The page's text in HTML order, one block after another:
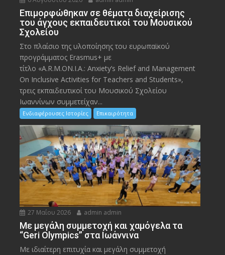
Eπιμορφώθηκαν σε θέματα διαχείρισης
του άγχους εκπαιδευτικοί του Μουσικού
Σχολείου
Στο πλαίσιο της υλοποίησης του ευρωπαϊκού
προγράμματος Erasmus+ με
τίτλο «A.R.M.ON.I.A.: Anxiety’s Relief and Management
On Inclusive Activities for Teachers and Students»,
τρεις εκπαιδευτικοί του Μουσικού Σχολείου
Ιωαννίνων συμμετείχαν...
Ενδιαφέρουσες Ιστορίες Επικαιρότητα
27 Μαΐου 2026 admin admin
Με μεγάλη συμμετοχή και χαμόγελα τα
“Geri Olympics” στα Ιωάννινα
Με ιδιαίτερη επιτυχία και μεγάλη συμμετοχή